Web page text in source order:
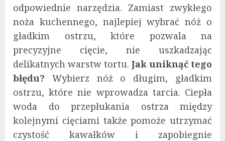
odpowiednie narzędzia. Zamiast zwykłego
noża kuchennego, najlepiej wybrać nóż o
gładkim ostrzu, które pozwala na
precyzyjne cięcie, nie uszkadzając
delikatnych warstw tortu. Jak uniknąć tego
błędu? Wybierz nóż o długim, gładkim
ostrzu, które nie wprowadza tarcia. Ciepła
woda do przepłukania ostrza między
kolejnymi cięciami także pomoże utrzymać
czystość kawałków i zapobiegnie